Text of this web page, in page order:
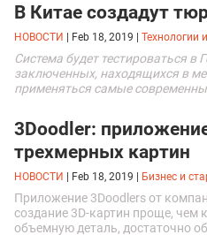
В Китае создадут
НОВОСТИ Feb 18, 2019 Технологии
Система будет тестироваться в
заключенных, находящихся в
применяться самые
3Doodler:
трехмерных картин
НОВОСТИ Feb 18, 2019 Бизнес и
Приложение 3Doodlers от
создание 3D-картин проще, чем
объемную деталь, достаточно